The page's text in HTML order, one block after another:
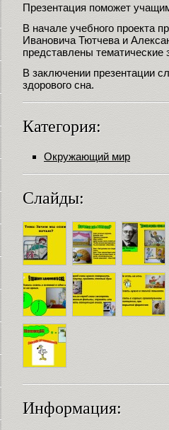
Презентация поможет
В начале учебного проекта
Ивановича Тютчева и
представлены тематические
В заключении презентации
здорового сна.
Категория:
Окружающий мир
Слайды:
Информация: